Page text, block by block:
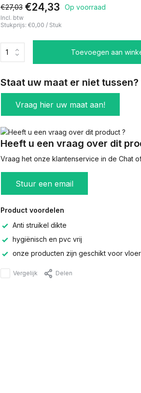
€27,03 €24,33 Op voorraad
Incl. btw
Stukprijs: €0,00 / Stuk
Toevoegen aan
Staat uw maat er niet tussen?
Vraag hier uw maat aan!
Heeft u een vraag over dit
Vraag het onze klantenservice in de Chat
Stuur een email
Product voordelen
Anti struikel dikte
hygiënisch en pvc vrij
onze producten zijn geschikt voor
Vergelijk Delen